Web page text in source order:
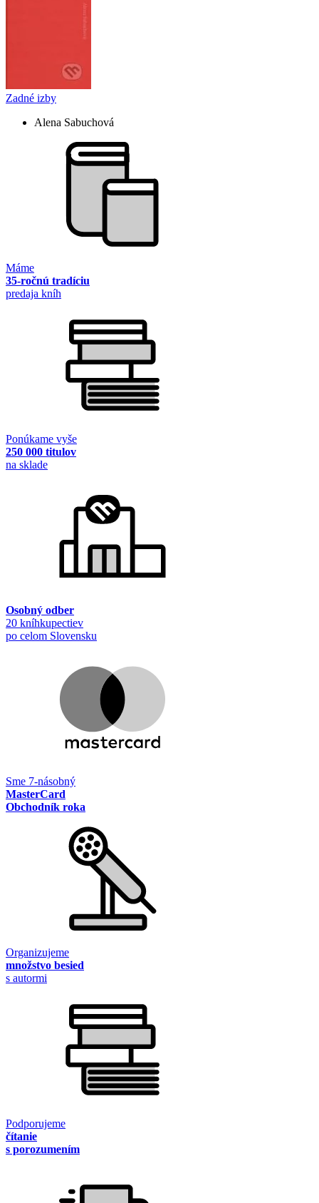
Zadné izby
Alena Sabuchová
Máme
35-ročnú tradíciu
predaja kníh
Ponúkame vyše
250 000 titulov
na sklade
Osobný odber
20 kníhkupectiev
po celom Slovensku
Sme 7-násobný
MasterCard
Obchodník roka
Organizujeme
množstvo besied
s autormi
Podporujeme
čítanie
s porozumením